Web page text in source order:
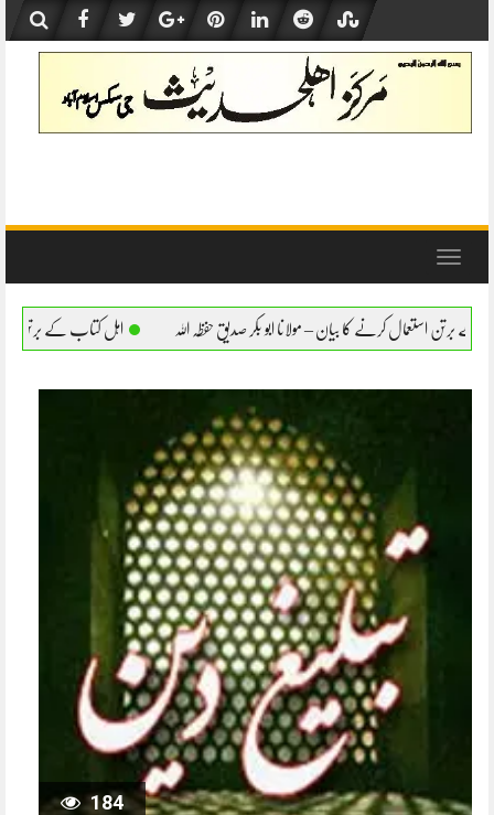
content
Toggle
مولانا ابو بکر صدیق حفظہ اللہ اہل کتاب کے برتن استعمال کرنے کا بیان – مولانا ابو
184